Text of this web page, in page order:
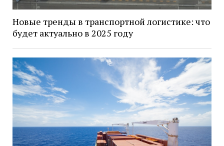
Новые тренды в транспортной логистике: что
будет актуально в 2025 году